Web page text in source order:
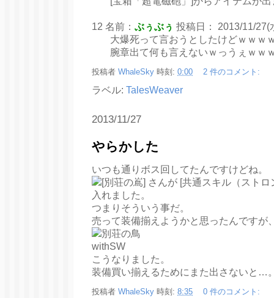
12 名前： ぶぅぶぅ 投稿日： 2013/11/27(
大爆死って言おうとしたけどｗｗｗ
腕章出て何も言えないｗっうぇｗｗ
投稿者 WhaleSky 時刻: 0:00 2 件のコメント:
ラベル: TalesWeaver
2013/11/27
やらかした
いつも通りボス回してたんですけどね。
つまりそういう事だ。
売って装備揃えようかと思ったんですが
こうなりました。
装備買い揃えるためにまた出さないと…
投稿者 WhaleSky 時刻: 8:35 0 件のコメント: